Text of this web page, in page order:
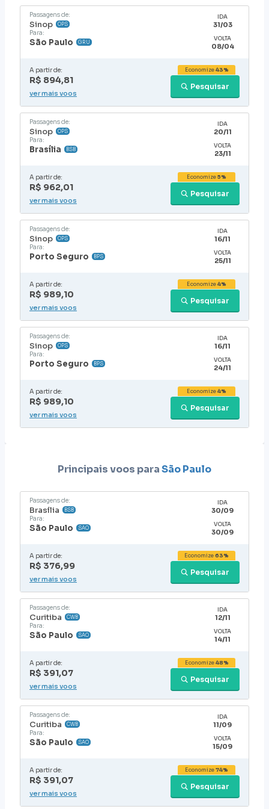
Passagens de:
Sinop OPS
Para:
São Paulo GRU
IDA
31/03
VOLTA
08/04
A partir de:
R$ 894,81
Pesquisar
Economize43%
ver mais voos
Passagens de:
Sinop OPS
Para:
Brasília BSB
IDA
20/11
VOLTA
23/11
A partir de:
R$ 962,01
Pesquisar
Economize5%
ver mais voos
Passagens de:
Sinop OPS
Para:
Porto Seguro BPS
IDA
16/11
VOLTA
25/11
A partir de:
R$ 989,10
Pesquisar
Economize4%
ver mais voos
Passagens de:
Sinop OPS
Para:
Porto Seguro BPS
IDA
16/11
VOLTA
24/11
A partir de:
R$ 989,10
Pesquisar
Economize4%
ver mais voos
Principais voos paraSão Paulo
Passagens de:
Brasília BSB
Para:
São Paulo SAO
IDA
30/09
VOLTA
30/09
A partir de:
R$ 376,99
Pesquisar
Economize63%
ver mais voos
Passagens de:
Curitiba CWB
Para:
São Paulo SAO
IDA
12/11
VOLTA
14/11
A partir de:
R$ 391,07
Pesquisar
Economize48%
ver mais voos
Passagens de:
Curitiba CWB
Para:
São Paulo SAO
IDA
11/09
VOLTA
15/09
A partir de:
R$ 391,07
Pesquisar
Economize74%
ver mais voos